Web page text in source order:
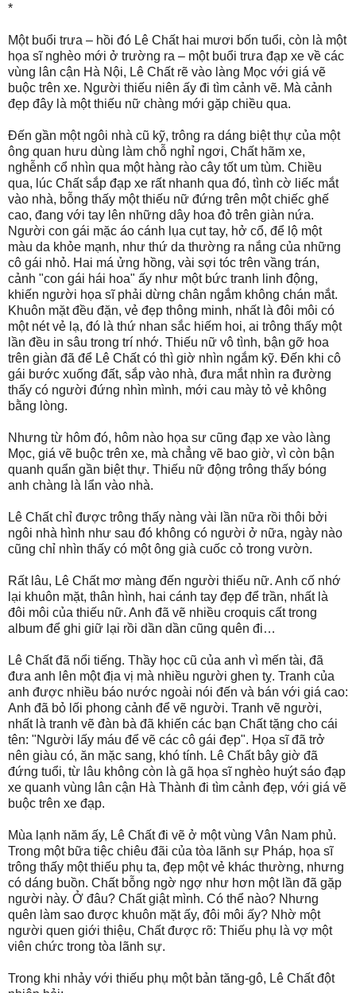
*
Một buổi trưa – hồi đó Lê Chất hai mươi bốn tuổi, còn là một
họa sĩ nghèo mới ở trường ra – một buổi trưa đạp xe về các
vùng lân cận Hà Nội, Lê Chất rẽ vào làng Mọc với giá vẽ
buộc trên xe. Người thiếu niên ấy đi tìm cảnh vẽ. Mà cảnh
đẹp đây là một thiếu nữ chàng mới gặp chiều qua.
Đến gần một ngôi nhà cũ kỹ, trông ra dáng biệt thự của một
ông quan hưu dùng làm chỗ nghỉ ngơi, Chất hãm xe,
nghễnh cổ nhìn qua một hàng rào cây tốt um tùm. Chiều
qua, lúc Chất sắp đạp xe rất nhanh qua đó, tình cờ liếc mắt
vào nhà, bỗng thấy một thiếu nữ đứng trên một chiếc ghế
cao, đang với tay lên những dây hoa đỏ trên giàn nứa.
Người con gái mặc áo cánh lụa cụt tay, hở cổ, để lộ một
màu da khỏe mạnh, như thứ da thường ra nắng của những
cô gái nhỏ. Hai má ửng hồng, vài sợi tóc trên vầng trán,
cảnh "con gái hái hoa" ấy như một bức tranh linh động,
khiến người họa sĩ phải dừng chân ngắm không chán mắt.
Khuôn mặt đều đặn, vẻ đẹp thông minh, nhất là đôi môi có
một nét vẻ lạ, đó là thứ nhan sắc hiếm hoi, ai trông thấy một
lần đều in sâu trong trí nhớ. Thiếu nữ vô tình, bận gỡ hoa
trên giàn đã để Lê Chất có thì giờ nhìn ngắm kỹ. Đến khi cô
gái bước xuống đất, sắp vào nhà, đưa mắt nhìn ra đường
thấy có người đứng nhìn mình, mới cau mày tỏ vẻ không
bằng lòng.
Nhưng từ hôm đó, hôm nào họa sư cũng đạp xe vào làng
Mọc, giá vẽ buộc trên xe, mà chẳng vẽ bao giờ, vì còn bận
quanh quẩn gần biệt thự. Thiếu nữ động trông thấy bóng
anh chàng là lẩn vào nhà.
Lê Chất chỉ được trông thấy nàng vài lần nữa rồi thôi bởi
ngôi nhà hình như sau đó không có người ở nữa, ngày nào
cũng chỉ nhìn thấy có một ông già cuốc cỏ trong vườn.
Rất lâu, Lê Chất mơ màng đến người thiếu nữ. Anh cố nhớ
lại khuôn mặt, thân hình, hai cánh tay đẹp để trần, nhất là
đôi môi của thiếu nữ. Anh đã vẽ nhiều croquis cất trong
album để ghi giữ lại rồi dần dần cũng quên đi…
Lê Chất đã nổi tiếng. Thầy học cũ của anh vì mến tài, đã
đưa anh lên một địa vị mà nhiều người ghen tỵ. Tranh của
anh được nhiều báo nước ngoài nói đến và bán với giá cao:
Anh đã bỏ lối phong cảnh để vẽ người. Tranh vẽ người,
nhất là tranh vẽ đàn bà đã khiến các bạn Chất tặng cho cái
tên: "Người lấy máu để vẽ các cô gái đẹp". Họa sĩ đã trở
nên giàu có, ăn mặc sang, khó tính. Lê Chất bây giờ đã
đứng tuổi, từ lâu không còn là gã họa sĩ nghèo huýt sáo đạp
xe quanh vùng lân cận Hà Thành đi tìm cảnh đẹp, với giá vẽ
buộc trên xe đạp.
Mùa lạnh năm ấy, Lê Chất đi vẽ ở một vùng Vân Nam phủ.
Trong một bữa tiệc chiêu đãi của tòa lãnh sự Pháp, họa sĩ
trông thấy một thiếu phụ ta, đẹp một vẻ khác thường, nhưng
có dáng buồn. Chất bỗng ngờ ngợ như hơn một lần đã gặp
người này. Ở đâu? Chất giật mình. Có thể nào? Nhưng
quên làm sao được khuôn mặt ấy, đôi môi ấy? Nhờ một
người quen giới thiệu, Chất được rõ: Thiếu phụ là vợ một
viên chức trong tòa lãnh sự.
Trong khi nhảy với thiếu phụ một bản tăng-gô, Lê Chất đột